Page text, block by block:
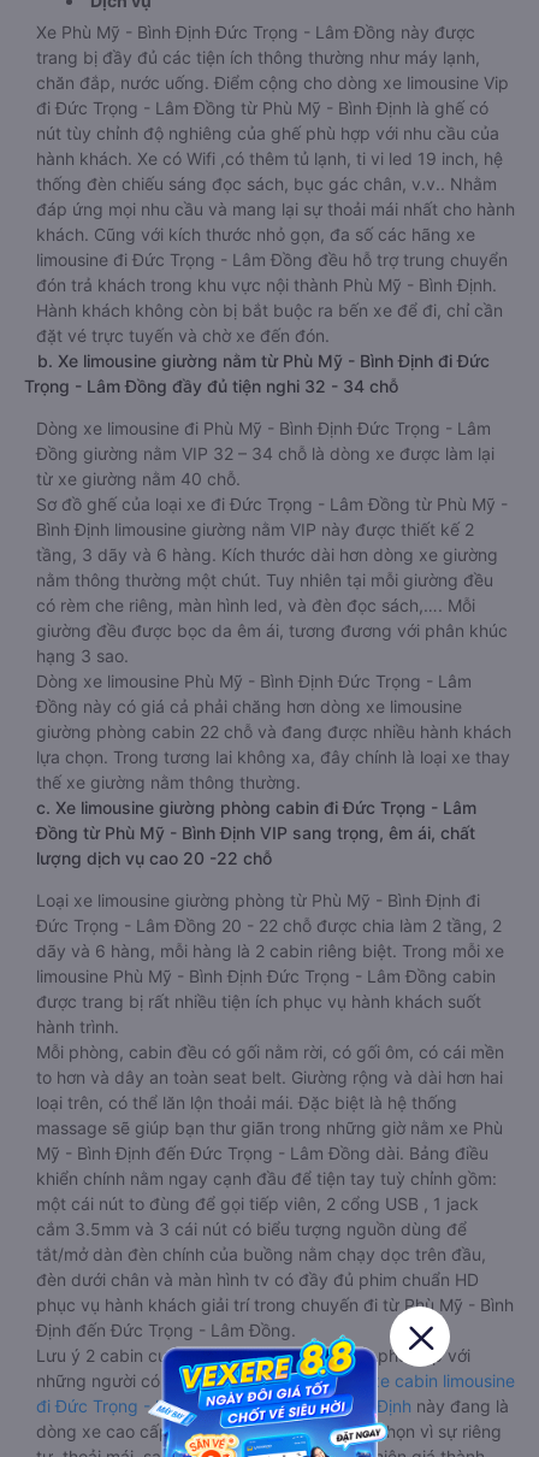
Xe Phù Mỹ - Bình Định Đức Trọng - Lâm Đồng này được
trang bị đầy đủ các tiện ích thông thường như máy lạnh,
chăn đắp, nước uống. Điểm cộng cho dòng xe limousine Vip
đi Đức Trọng - Lâm Đồng từ Phù Mỹ - Bình Định là ghế có
nút tùy chỉnh độ nghiêng của ghế phù hợp với nhu cầu của
hành khách. Xe có Wifi ,có thêm tủ lạnh, ti vi led 19 inch, hệ
thống đèn chiếu sáng đọc sách, bục gác chân, v.v.. Nhằm
đáp ứng mọi nhu cầu và mang lại sự thoải mái nhất cho hành
khách. Cũng với kích thước nhỏ gọn, đa số các hãng xe
limousine đi Đức Trọng - Lâm Đồng đều hỗ trợ trung chuyển
đón trả khách trong khu vực nội thành Phù Mỹ - Bình Định.
Hành khách không còn bị bắt buộc ra bến xe để đi, chỉ cần
đặt vé trực tuyến và chờ xe đến đón.
b. Xe limousine giường nằm từ Phù Mỹ - Bình Định đi Đức
Trọng - Lâm Đồng đầy đủ tiện nghi 32 - 34 chỗ
Dòng xe limousine đi Phù Mỹ - Bình Định Đức Trọng - Lâm
Đồng giường nằm VIP 32 – 34 chỗ là dòng xe được làm lại
từ xe giường nằm 40 chỗ.
Sơ đồ ghế của loại xe đi Đức Trọng - Lâm Đồng từ Phù Mỹ -
Bình Định limousine giường nằm VIP này được thiết kế 2
tầng, 3 dãy và 6 hàng. Kích thước dài hơn dòng xe giường
nằm thông thường một chút. Tuy nhiên tại mỗi giường đều
có rèm che riêng, màn hình led, và đèn đọc sách,…. Mỗi
giường đều được bọc da êm ái, tương đương với phân khúc
hạng 3 sao.
Dòng xe limousine Phù Mỹ - Bình Định Đức Trọng - Lâm
Đồng này có giá cả phải chăng hơn dòng xe limousine
giường phòng cabin 22 chỗ và đang được nhiều hành khách
lựa chọn. Trong tương lai không xa, đây chính là loại xe thay
thế xe giường nằm thông thường.
c. Xe limousine giường phòng cabin đi Đức Trọng - Lâm
Đồng từ Phù Mỹ - Bình Định VIP sang trọng, êm ái, chất
lượng dịch vụ cao 20 -22 chỗ
Loại xe limousine giường phòng từ Phù Mỹ - Bình Định đi
Đức Trọng - Lâm Đồng 20 - 22 chỗ được chia làm 2 tầng, 2
dãy và 6 hàng, mỗi hàng là 2 cabin riêng biệt. Trong mỗi xe
limousine Phù Mỹ - Bình Định Đức Trọng - Lâm Đồng cabin
được trang bị rất nhiều tiện ích phục vụ hành khách suốt
hành trình.
Mỗi phòng, cabin đều có gối nằm rời, có gối ôm, có cái mền
to hơn và dây an toàn seat belt. Giường rộng và dài hơn hai
loại trên, có thể lăn lộn thoải mái. Đặc biệt là hệ thống
massage sẽ giúp bạn thư giãn trong những giờ nằm xe Phù
Mỹ - Bình Định đến Đức Trọng - Lâm Đồng dài. Bảng điều
khiển chính nằm ngay cạnh đầu để tiện tay tuỳ chỉnh gồm:
một cái nút to đùng để gọi tiếp viên, 2 cổng USB , 1 jack
cắm 3.5mm và 3 cái nút có biểu tượng nguồn dùng để
tắt/mở dàn đèn chính của buồng nằm chạy dọc trên đầu,
đèn dưới chân và màn hình tv có đầy đủ phim chuẩn HD
phục vụ hành khách giải trí trong chuyến đi từ Phù Mỹ - Bình
Định đến Đức Trọng - Lâm Đồng.
Lưu ý 2 cabin cuối thường thiết kế nhỏ hơn phù hợp với
những người có thân hình nhỏ nhắn. Dòng
xe cabin limousine
đi Đức Trọng - Lâm Đồng từ Phù Mỹ - Bình Định này đang là
dòng xe cao cấp nhất, hành khách thường chọn vì sự riêng